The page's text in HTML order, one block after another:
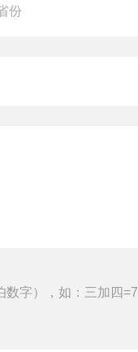
数字），如：三加四=7